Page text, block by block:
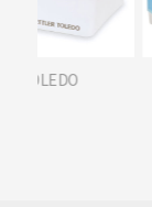
TOLEDO